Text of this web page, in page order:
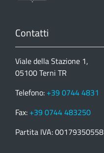
Contatti
Viale della Stazione 1,
05100 Terni TR
Telefono: +39 0744 4831
Fax: +39 0744 483250
Partita IVA: 00179350558